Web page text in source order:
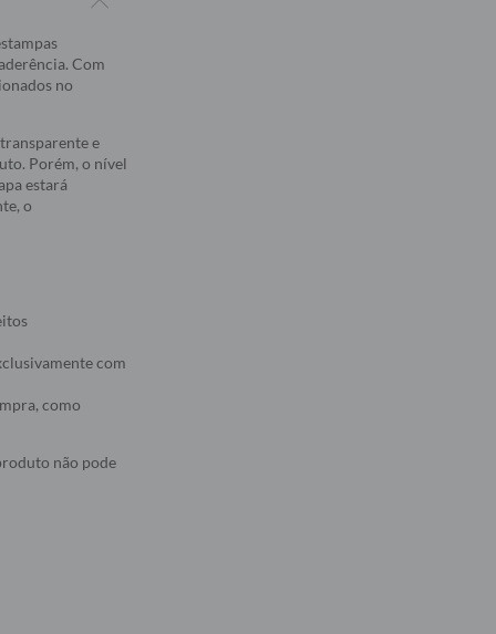
Com
no
e
Porém, o nível
estará
o
com
como
não pode